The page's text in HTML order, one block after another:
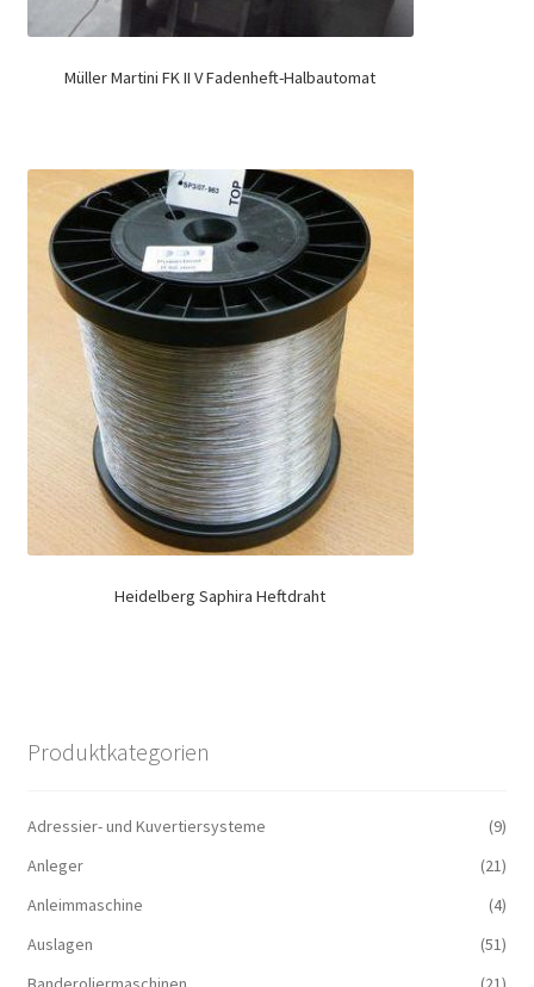
Müller Martini FK II V Fadenheft-Halbautomat
Heidelberg Saphira Heftdraht
Produktkategorien
Adressier- und Kuvertiersysteme
(9)
Anleger
(21)
Anleimmaschine
(4)
Auslagen
(51)